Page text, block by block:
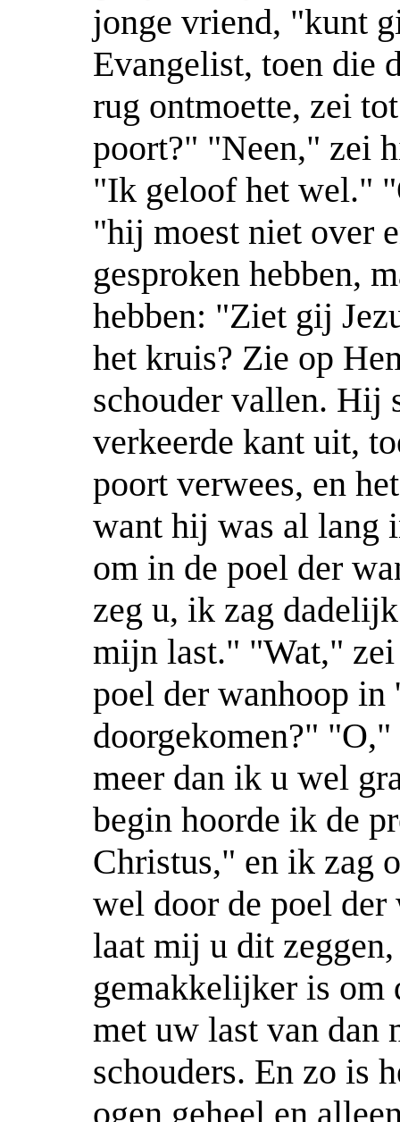
jonge vriend, "kunt
Evangelist, toen die
rug ontmoette, zei
poort?" "Neen," zei
"Ik geloof het wel."
"hij moest niet over
gesproken hebben,
hebben: "Ziet gij
het kruis? Zie op
schouder vallen. Hij
verkeerde kant uit,
poort verwees, en
want hij was al lang
om in de poel der
zeg u, ik zag
mijn last." "Wat,"
poel der wanhoop in
doorgekomen?"
meer dan ik u wel
begin hoorde ik de
Christus," en ik zag
wel door de poel der
laat mij u dit
gemakkelijker is om
met uw last van dan
schouders. En zo is
ogen geheel en